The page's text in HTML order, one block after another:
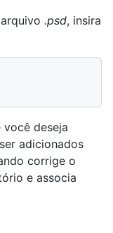
.psd, insira
deseja
adicionados
corrige o
e associa